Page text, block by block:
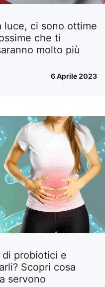
luce, ci sono ottime
che ti
molto più
6 Aprile 2023
di probiotici e
Scopri cosa
servono